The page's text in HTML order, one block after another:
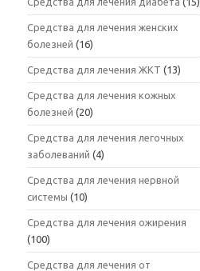
Средства для лечения женских
болезней (16)
Средства для лечения ЖКТ (13)
Средства для лечения кожных
болезней (20)
Средства для лечения легочных
заболеваний (4)
Средства для лечения нервной
системы (10)
Средства для лечения ожирения
(100)
Средства для лечения от